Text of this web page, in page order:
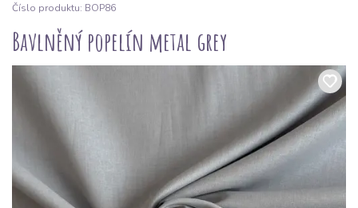
Číslo produktu: BOP86
Bavlněný popelín metal grey